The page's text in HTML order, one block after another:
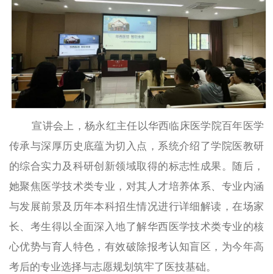
宣讲会上，杨永红主任以华西临床医学院百年医学
传承与深厚历史底蕴为切入点，系统介绍了学院医教研
的综合实力及科研创新领域取得的标志性成果。随后，
她聚焦医学技术类专业，对其 人才培养体系、 专业内涵
与发展前景及历年本科招生情况进行详细解读，在场家
长、考生得以全面深入地了解华西医学技术类专业的核
心优势与育人特色 ，有效破除报考认知盲区 ，为今年高
考后的专业选择与志愿规划筑牢了医技基础。